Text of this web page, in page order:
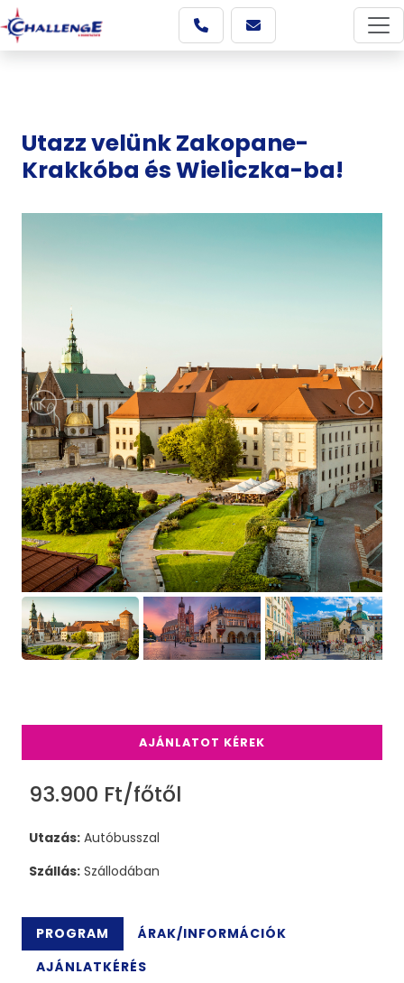
Utazz velünk Zakopane-
Krakkóba és Wieliczka-ba!
AJÁNLATOT KÉREK
93.900 Ft/főtől
Utazás: Autóbusszal
Szállás: Szállodában
PROGRAM
ÁRAK/INFORMÁCIÓK
AJÁNLATKÉRÉS